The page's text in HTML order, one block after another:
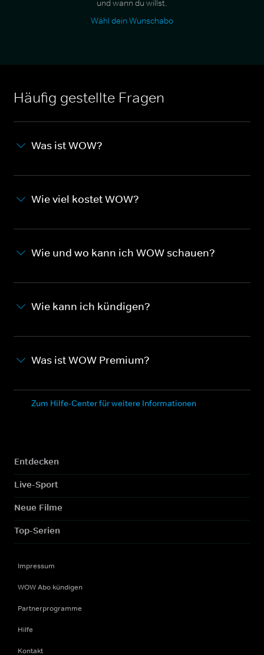
und wann du willst.
Wähl dein Wunschabo
Häufig gestellte Fragen
Was ist WOW?
Wie viel kostet WOW?
Wie und wo kann ich WOW schauen?
Wie kann ich kündigen?
Was ist WOW Premium?
Zum Hilfe-Center für weitere Informationen
Entdecken
Live-Sport
Neue Filme
Top-Serien
Impressum
WOW Abo kündigen
Partnerprogramme
Hilfe
Kontakt